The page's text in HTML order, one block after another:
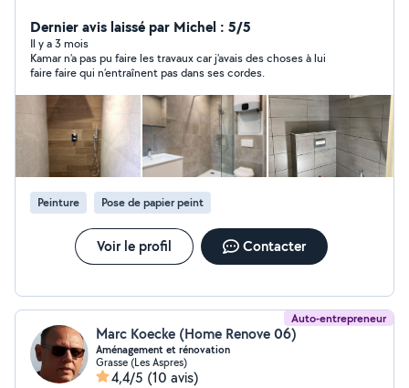
peinture, en dépannage comme en projet complet.
Plomberie : Recherche et réparation de fuites
Remplacement chauffe-eau Installation sanitaire
Dépannage urgent Rénovation & peinture : Rénovation
salle de bain Pose meuble vasque / WC Travaux de
peinture soignés Petits travaux d'aménagement Mes
engagements : Intervention rapide Travail propre et
soigné Matériel professionnel Devis clair avant travaux
Sérieux, ponctuel et transparent. Je m'adapte à vos
besoins et à votre budget. Disponible et réactif.
Dernier avis laissé par Michel : 5/5
Il y a 3 mois
Kamar n’a pas pu faire les travaux car j’avais des choses à lui
faire faire qui n’entraînent pas dans ses cordes.
Peinture Pose de papier peint
Voir le profil Contacter
Auto-entrepreneur
Marc Koecke (Home Renove 06)
Aménagement et rénovation
Grasse (Les Aspres)
4,4/5 (10 avis)